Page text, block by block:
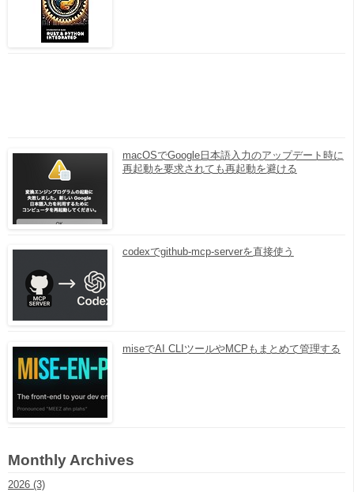
macOSでGoogle日本語入力のアップデート時に
再起動を要求されても再起動を避ける
codexでgithub-mcp-serverを直接使う
miseでAI CLIツールやMCPもまとめて管理する
Monthly Archives
2026 (3)